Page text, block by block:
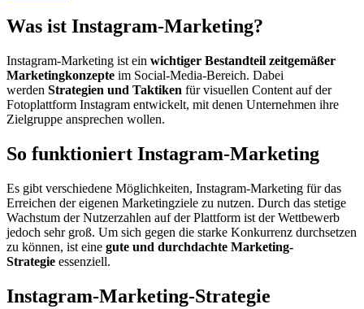
Was ist Instagram-Marketing?
Instagram-Marketing ist ein wichtiger Bestandteil zeitgemäßer
Marketingkonzepte im Social-Media-Bereich. Dabei
werden Strategien und Taktiken für visuellen Content auf der
Fotoplattform Instagram entwickelt, mit denen Unternehmen ihre
Zielgruppe ansprechen wollen.
So funktioniert Instagram-Marketing
Es gibt verschiedene Möglichkeiten, Instagram-Marketing für das
Erreichen der eigenen Marketingziele zu nutzen. Durch das stetige
Wachstum der Nutzerzahlen auf der Plattform ist der Wettbewerb
jedoch sehr groß. Um sich gegen die starke Konkurrenz durchsetzen
zu können, ist eine gute und durchdachte Marketing-
Strategie essenziell.
Instagram-Marketing-Strategie